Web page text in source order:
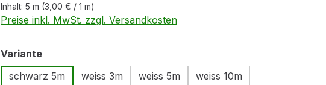
Inhalt: 5 m (3,00 € / 1 m)
Preise inkl. MwSt. zzgl. Versandkosten
Varianteauswählen
schwarz 5m
weiss 3m weiss 5m weiss 10m